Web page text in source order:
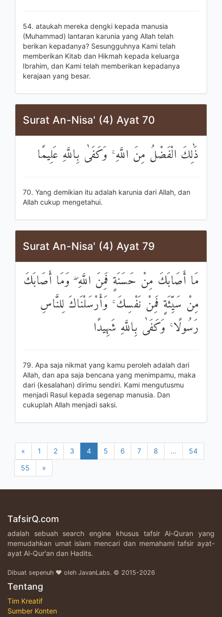
54. ataukah mereka dengki kepada manusia
(Muhammad) lantaran karunia yang Allah telah
berikan kepadanya? Sesungguhnya Kami telah
memberikan Kitab dan Hikmah kepada keluarga
Ibrahim, dan Kami telah memberikan kepadanya
kerajaan yang besar.
Surat An-Nisa' (4) Ayat 70
ذَٰلِكَ الْفَضْلُ مِنَ اللَّهِ ۚ وَكَفَىٰ بِاللَّهِ عَلِيمًا
70. Yang demikian itu adalah karunia dari Allah, dan
Allah cukup mengetahui.
Surat An-Nisa' (4) Ayat 79
مَا أَصَابَكَ مِنْ حَسَنَةٍ فَمِنَ اللَّهِ ۖ وَمَا أَصَابَكَ
مِنْ سَيِّئَةٍ فَمِنْ نَفْسِكَ ۚ وَأَرْسَلْنَاكَ لِلنَّاسِ
رَسُولًا ۚ وَكَفَىٰ بِاللَّهِ شَهِيدًا
79. Apa saja nikmat yang kamu peroleh adalah dari
Allah, dan apa saja bencana yang menimpamu, maka
dari (kesalahan) dirimu sendiri. Kami mengutusmu
menjadi Rasul kepada segenap manusia. Dan
cukuplah Allah menjadi saksi.
« 1 2 3 4 5 6 7 8 ...
54
55
»
TafsirQ.com
adalah sebuah search engine khusus tafsir Al-Quran yang
memudahkan umat islam mencari dan memahami tafsir ayat-
ayat Al-Qur'an dan Hadits.
Dibuat sepenuh ♥ oleh JavanLabs. © 2015-2026
Tentang
Tim Kreatif
Sumber Konten